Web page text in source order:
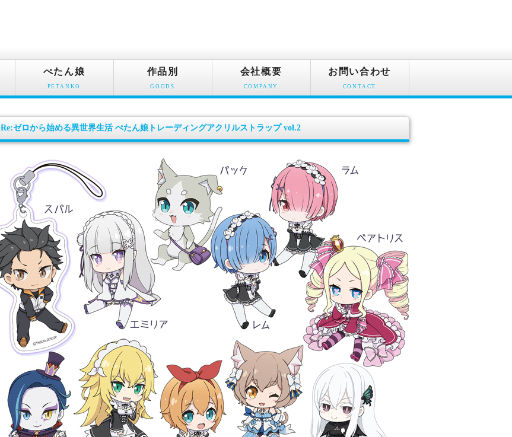
ぺたん娘
PETANKO
作品別
GOODS
会社概要
COMPANY
お問い合わせ
CONTACT
Re:ゼロから始める異世界生活 ぺたん娘トレーディングアクリルストラップ vol.2